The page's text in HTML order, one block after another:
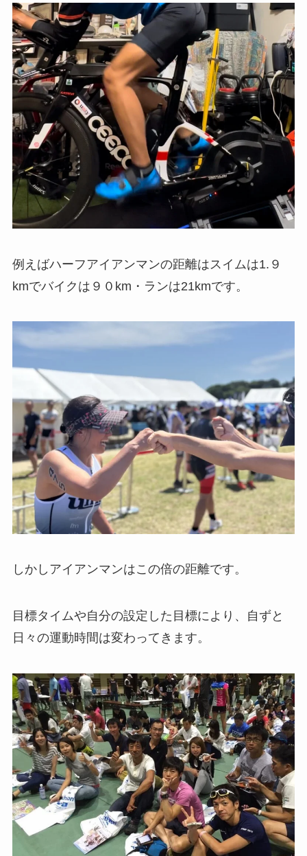
例えばハーフアイアンマンの距離はスイムは1.９
kmでバイクは９０km・ランは21kmです。
しかしアイアンマンはこの倍の距離です。
目標タイムや自分の設定した目標により、自ずと
日々の運動時間は変わってきます。